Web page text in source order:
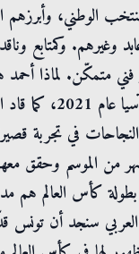
الوطني،
وغيرهم. وكمتابع
فني متمكّن. لماذا
الوطني، قاد
في تجربة قصيرة
شهر من الموسم
بطولة كأس
سنجد أن تونس